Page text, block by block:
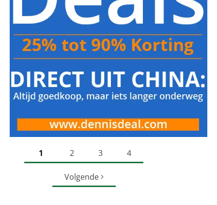
1 2 3 4
Volgende